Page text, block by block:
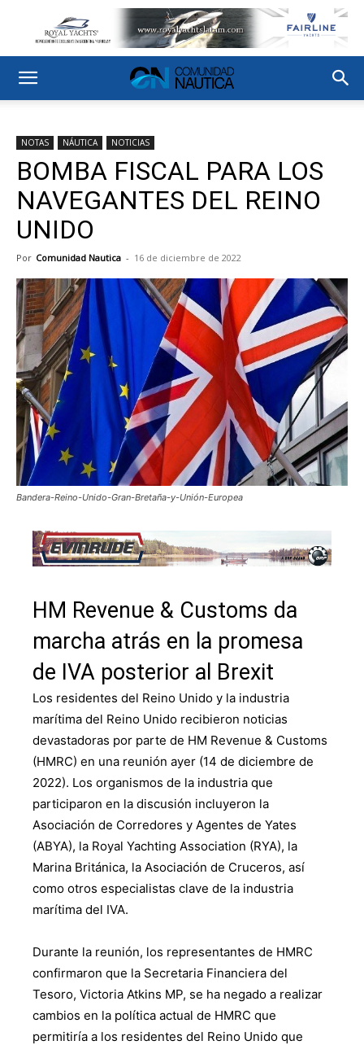
NOTAS NÁUTICA NOTICIAS
BOMBA FISCAL PARA LOS
NAVEGANTES DEL REINO
UNIDO
Por Comunidad Nautica - 16 de diciembre de 2022
Bandera-Reino-Unido-Gran-Bretaña-y-Unión-Europea
HM Revenue & Customs da
marcha atrás en la promesa
de IVA posterior al Brexit
Los residentes del Reino Unido y la industria
marítima del Reino Unido recibieron noticias
devastadoras por parte de HM Revenue & Customs
(HMRC) en una reunión ayer (14 de diciembre de
2022). Los organismos de la industria que
participaron en la discusión incluyeron la
Asociación de Corredores y Agentes de Yates
(ABYA), la Royal Yachting Association (RYA), la
Marina Británica, la Asociación de Cruceros, así
como otros especialistas clave de la industria
marítima del IVA.
Durante la reunión, los representantes de HMRC
confirmaron que la Secretaria Financiera del
Tesoro, Victoria Atkins MP, se ha negado a realizar
cambios en la política actual de HMRC que
permitiría a los residentes del Reino Unido que